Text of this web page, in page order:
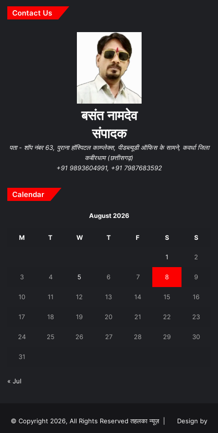
Contact Us
बसंत नामदेव
संपादक
पता - शॉप नंबर 63, पुराना हॉस्पिटल काम्प्लेक्स, पीडब्ल्यूडी ऑफिस के सामने, कवर्धा जिला
कबीरधाम (छत्तीसगढ़)
+91 9893604991, +91 7987683592
Calendar
August 2026
M T W T F S S
1 2
3 4 5 6 7 8 9
10 11 12 13 14 15 16
17 18 19 20 21 22 23
24 25 26 27 28 29 30
31
« Jul
© Copyright 2026, All Rights Reserved तहलका न्यूज़ |
Design by